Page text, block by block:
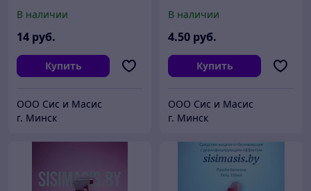
В наличии
14 руб.
Купить
ООО Сис и Масис
г. Минск
стекол и зеркал) "Прайм
Блик" 0,5л.
В наличии
4.50 руб.
Купить
ООО Сис и Масис
г. Минск